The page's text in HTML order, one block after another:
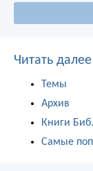
Читать далее
Темы
Архив
Книги
Самые